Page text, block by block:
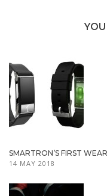
SMARTRON’S FIRST
14 MAY 2018